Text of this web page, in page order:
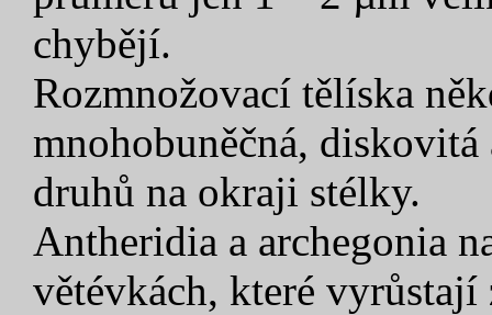
chybějí.
Rozmnožovací tělíska
mnohobuněčná,
druhů na okraji stélky.
Antheridia a archegonia
větévkách, které